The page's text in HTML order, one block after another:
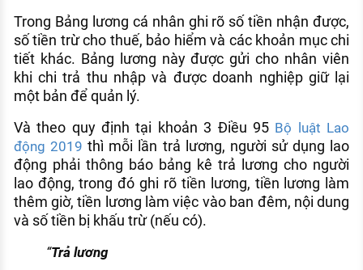
Trong Bảng lương cá nhân ghi rõ số tiền nhận được,
số tiền trừ cho thuế, bảo hiểm và các khoản mục chi
tiết khác. Bảng lương này được gửi cho nhân viên
khi chi trả thu nhập và được doanh nghiệp giữ lại
một bản để quản lý.
Và theo quy định tại khoản 3 Điều 95 Bộ luật Lao
động 2019 thì mỗi lần trả lương, người sử dụng lao
động phải thông báo bảng kê trả lương cho người
lao động, trong đó ghi rõ tiền lương, tiền lương làm
thêm giờ, tiền lương làm việc vào ban đêm, nội dung
và số tiền bị khấu trừ (nếu có).
“Trả lương